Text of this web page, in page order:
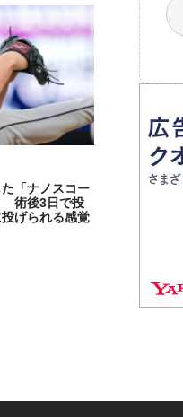
「ナノスコー
術後3日で投
げられる感覚